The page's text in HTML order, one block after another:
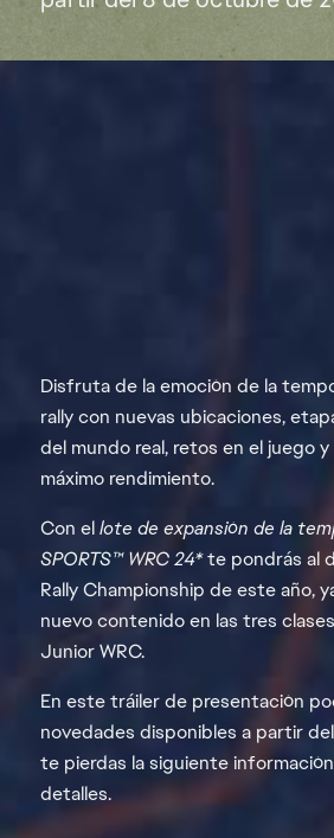
Disfruta de la emoción de la
rally con nuevas ubicaciones,
del mundo real, retos en el juego
máximo rendimiento.
Con ellote de expansión de la
SPORTS™ WRC 24*te pondrás al
Rally Championship de este año,
nuevo contenido en las tres
Junior WRC.
En este tráiler de presentación
novedades disponibles a partir
te pierdas la siguiente
detalles.